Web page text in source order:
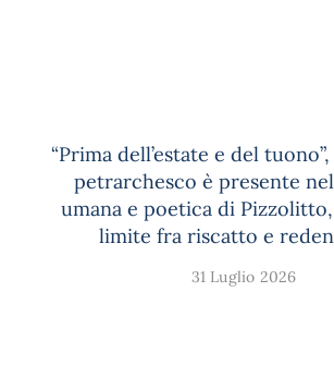
“Prima dell’estate e del
petrarchesco è presente
umana e poetica di
limite fra riscatto e
31 Luglio 2026